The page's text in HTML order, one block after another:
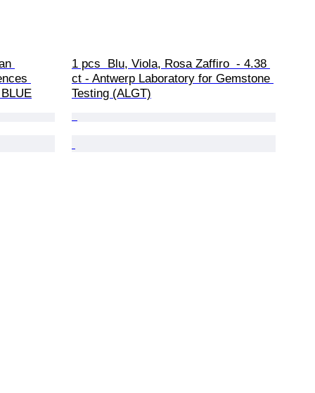
1 pcs  Blu, Viola, Rosa Zaffiro  - 4.38
ct - Antwerp Laboratory for Gemstone
Testing (ALGT)